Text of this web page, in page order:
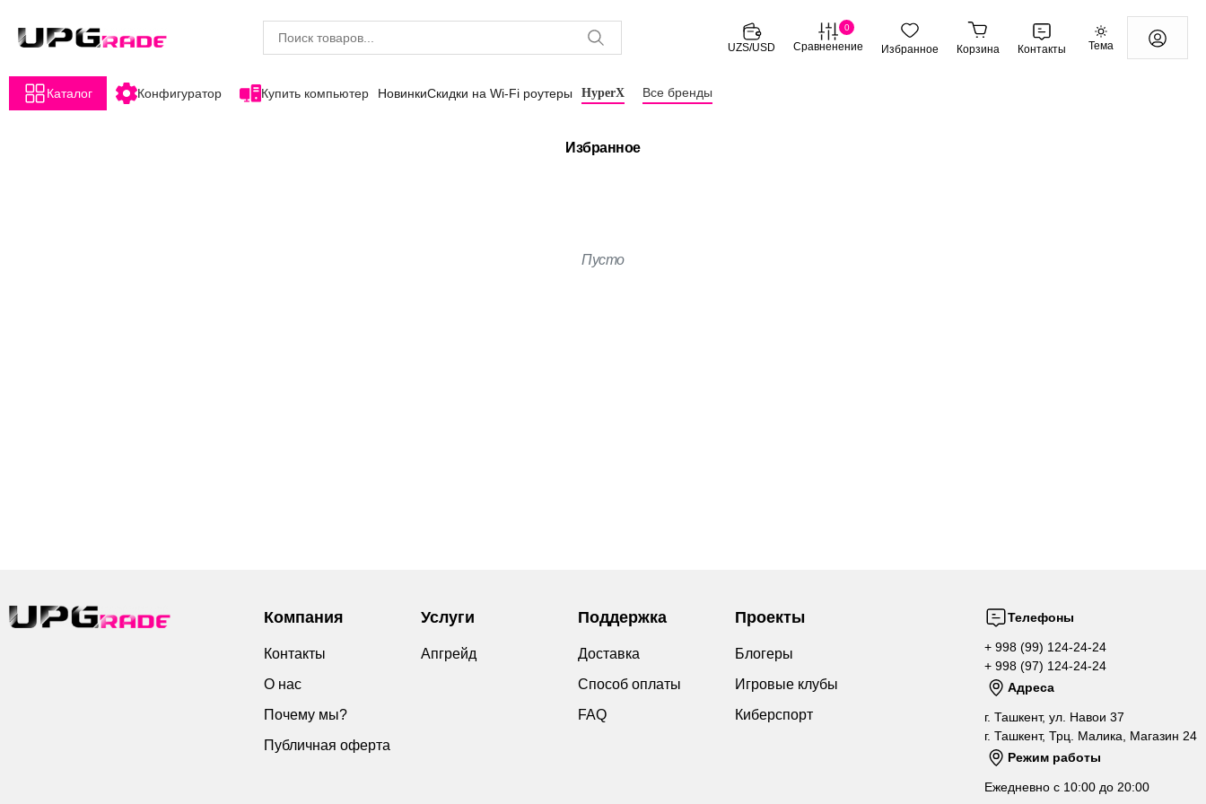
UZS/USD
0
Сравненение Избранное Корзина Контакты Тема
Каталог Конфигуратор Купить компьютер НовинкиСкидки на Wi-Fi роутеры HyperX Все бренды
Избранное
Пусто
Компания
Контакты
О нас
Почему мы?
Публичная оферта
Услуги
Апгрейд
Поддержка
Доставка
Способ оплаты
FAQ
Проекты
Блогеры
Игровые клубы
Киберспорт
Телефоны
+ 998 (99) 124-24-24
+ 998 (97) 124-24-24
Адреса
г. Ташкент, ул. Навои 37
г. Ташкент, Трц. Малика, Магазин 24
Режим работы
Ежедневно с 10:00 до 20:00